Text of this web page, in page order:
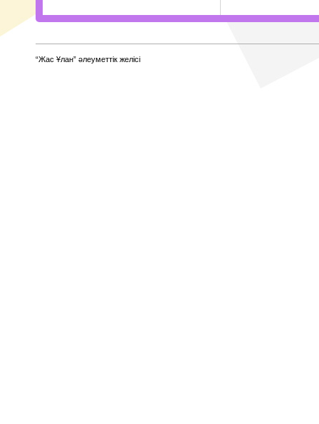
“Жас Ұлан” әлеуметтік желісі